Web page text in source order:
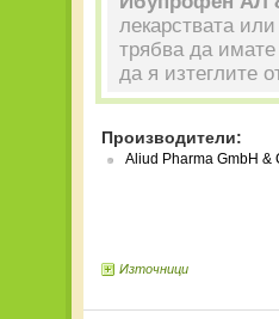
лекарствата
трябва да
да я изтеглите
Производители:
Aliud Pharma GmbH &
Източници